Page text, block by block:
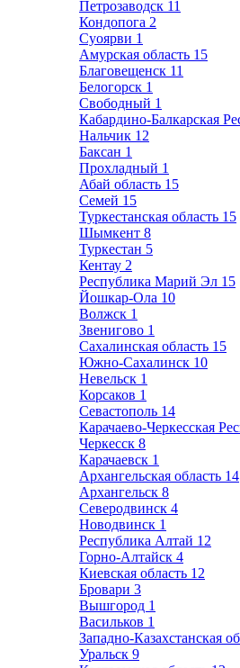
Петрозаводск 11
Кондопога 2
Суоярви 1
Амурская область 15
Благовещенск 11
Белогорск 1
Свободный 1
Кабардино-Балкарская
Нальчик 12
Баксан 1
Прохладный 1
Абай область 15
Семей 15
Туркестанская область 15
Шымкент 8
Туркестан 5
Кентау 2
Республика Марий Эл 15
Йошкар-Ола 10
Волжск 1
Звенигово 1
Сахалинская область 15
Южно-Сахалинск 10
Невельск 1
Корсаков 1
Севастополь 14
Карачаево-Черкесская
Черкесск 8
Карачаевск 1
Архангельская область 14
Архангельск 8
Северодвинск 4
Новодвинск 1
Республика Алтай 12
Горно-Алтайск 4
Киевская область 12
Бровари 3
Вышгород 1
Васильков 1
Западно-Казахстанская
Уральск 9